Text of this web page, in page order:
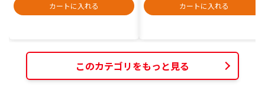
カートに入れる
カートに入れる
このカテゴリをもっと見る